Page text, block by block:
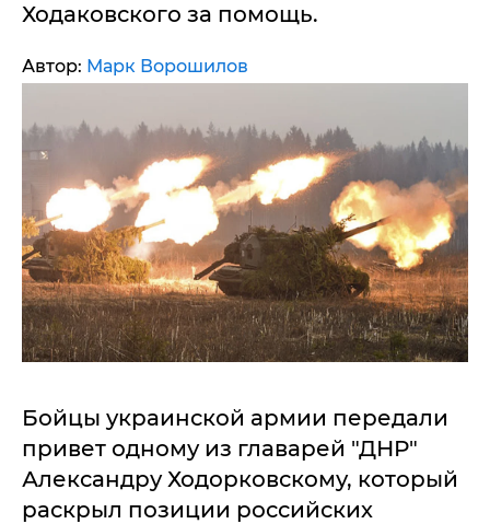
Ходаковского за помощь.
Автор: Марк Ворошилов
Бойцы украинской армии передали
привет одному из главарей "ДНР"
Александру Ходорковскому, который
раскрыл позиции российских